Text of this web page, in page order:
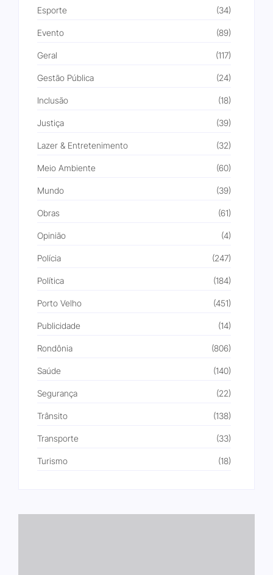
Esporte (34)
Evento (89)
Geral (117)
Gestão Pública (24)
Inclusão (18)
Justiça (39)
Lazer & Entretenimento (32)
Meio Ambiente (60)
Mundo (39)
Obras (61)
Opinião (4)
Polícia (247)
Política (184)
Porto Velho (451)
Publicidade (14)
Rondônia (806)
Saúde (140)
Segurança (22)
Trânsito (138)
Transporte (33)
Turismo (18)